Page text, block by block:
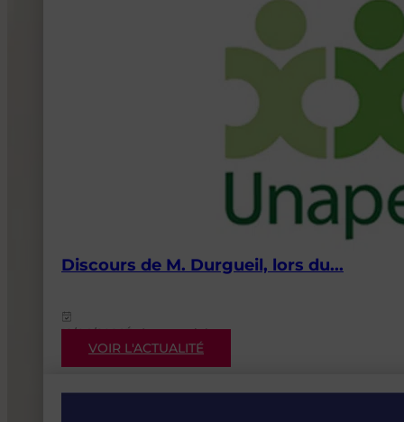
Discours de M. Durgueil, lors du...
12/06/2026Événementiels
VOIR L'ACTUALITÉ